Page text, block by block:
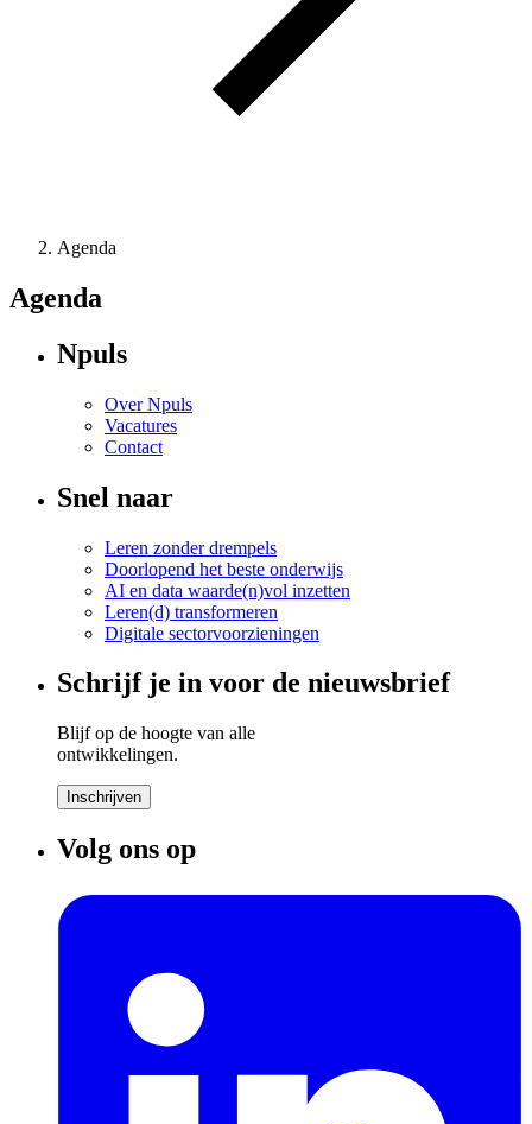
Agenda
Agenda
Npuls
Over Npuls
Vacatures
Contact
Snel naar
Leren zonder drempels
Doorlopend het beste onderwijs
AI en data waarde(n)vol inzetten
Leren(d) transformeren
Digitale sectorvoorzieningen
Schrijf je in voor de nieuwsbrief
Blijf op de hoogte van alle
ontwikkelingen.
Inschrijven
Volg ons op